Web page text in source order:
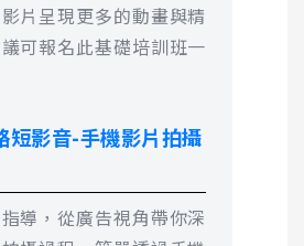
片呈現更多的動畫與精
可報名此基礎培訓班一
影音-手機影片拍攝
導，從廣告視角帶你深